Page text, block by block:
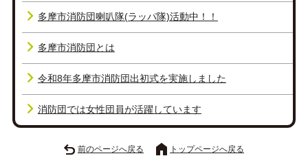
多摩市消防団喇叭隊(ラッパ隊)活動中！！
多摩市消防団とは
令和8年多摩市消防団出初式を実施しました
消防団では女性団員が活躍しています
前のページへ戻る トップページへ戻る